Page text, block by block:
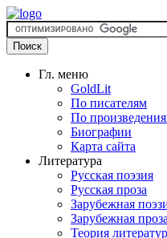
Гл. меню
GoldLit
По писателям
По
Биографии
Карта сайта
Литература
Русская поэзия
Русская проза
Зарубежная
Зарубежная проза
Теория